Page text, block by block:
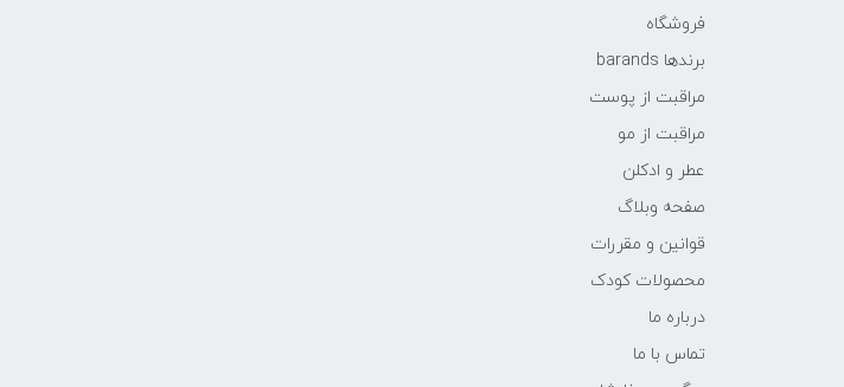
فروشگاه
برندها barands
مراقبت از پوست
مراقبت از مو
عطر و ادکلن
صفحه وبلاگ
قوانین و مقررات
محصولات کودک
درباره ما
تماس با ما